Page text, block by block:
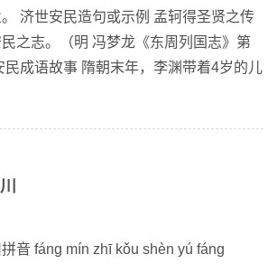
济世安民造句或示例 孟轲得圣贤之传
之志。（明 冯梦龙《东周列国志》第
民成语故事 隋朝末年，李渊带着4岁的儿
音 fáng mín zhī kǒu shèn yú fáng